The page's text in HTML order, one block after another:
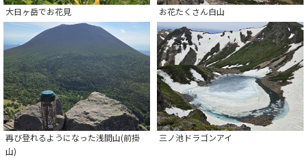
大日ヶ岳でお花見 お花たくさん白山
再び登れるようになった浅間山(前掛
山)
三ノ池ドラゴンアイ